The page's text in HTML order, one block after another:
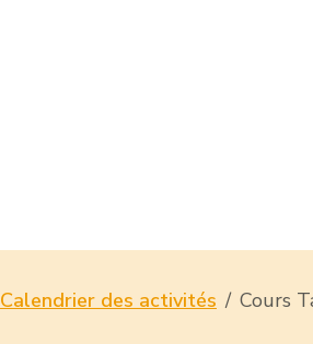
Calendrier des activités Cours